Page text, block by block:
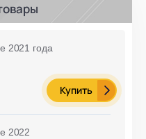
2021 года
Купить
2022